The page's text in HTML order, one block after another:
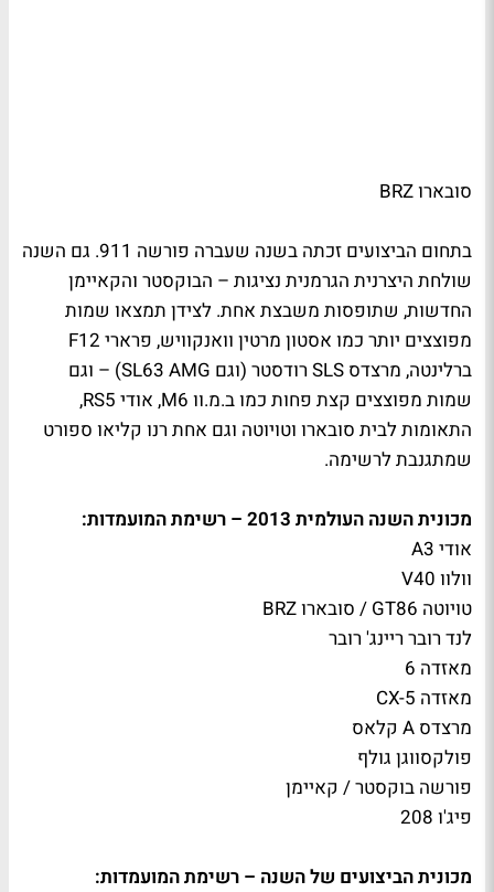
סובארו BRZ
בתחום הביצועים זכתה בשנה שעברה פורשה 911. גם השנה
שולחת היצרנית הגרמנית נציגות – הבוקסטר והקאיימן
החדשות, שתופסות משבצת אחת. לצידן תמצאו שמות
מפוצצים יותר כמו אסטון מרטין וואנקוויש, פרארי F12
ברלינטה, מרצדס SLS רודסטר (וגם SL63 AMG) – וגם
שמות מפוצצים קצת פחות כמו ב.מ.וו M6, אודי RS5,
התאומות לבית סובארו וטויוטה וגם אחת רנו קליאו ספורט
שמתגנבת לרשימה.
מכונית השנה העולמית 2013 – רשימת המועמדות:
אודי A3
וולוו V40
טויוטה GT86 / סובארו BRZ
לנד רובר ריינג' רובר
מאזדה 6
מאזדה CX-5
מרצדס A קלאס
פולקסווגן גולף
פורשה בוקסטר / קאיימן
פיג'ו 208
מכונית הביצועים של השנה – רשימת המועמדות: